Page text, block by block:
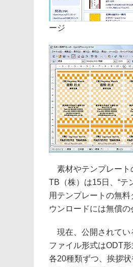
ージ
素材やテンプレート
TB（株）は15日、“テ
用テンプレートの無
ウンロードには無償の
現在、公開されてい
ファイル形式はODT
各20種類ずつ、挨拶